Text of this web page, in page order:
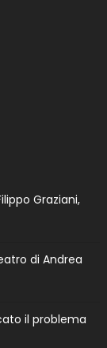
Graziani,
di Andrea
il problema